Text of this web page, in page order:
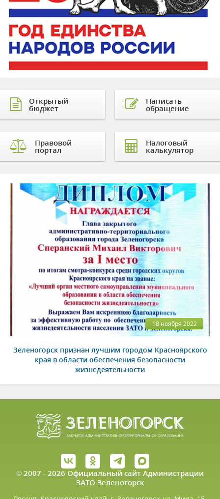
Открытый
бюджет
Правовой
портал
Написать
обращение
Налоговый
калькулятор
18 ноября 2022
Зеленогорск признан лучшим городом Красноярского
края в области обеспечения безопасности
жизнедеятельности
© 2007 - 2026 Официальный сайт Администрации
ЗАТО Зеленогорск